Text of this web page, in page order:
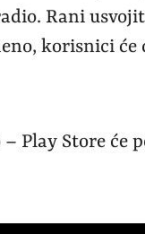
Rani
korisnici će
Play Store će